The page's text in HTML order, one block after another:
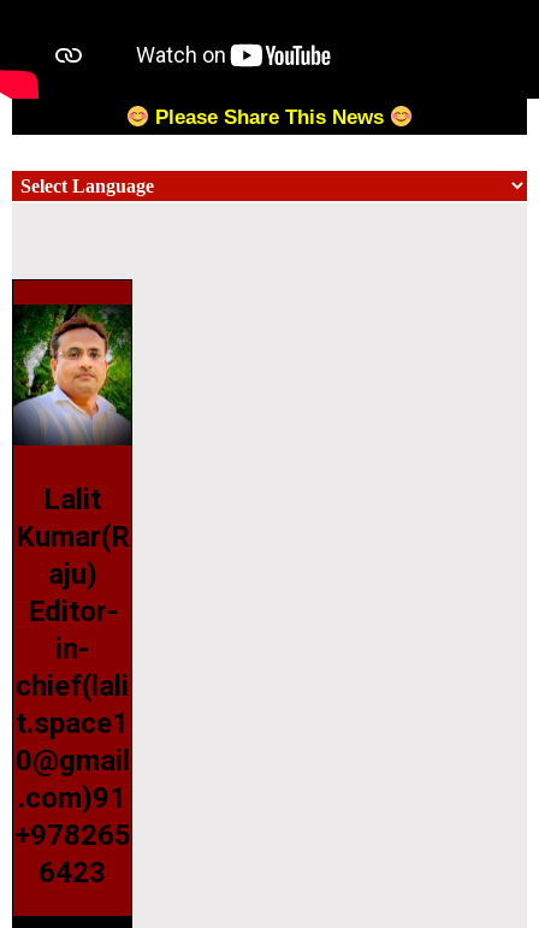
Please Share This News
Lalit
Kumar(R
aju)
Editor-
in-
chief(lali
t.space1
0@gmail
.com)91
+978265
6423